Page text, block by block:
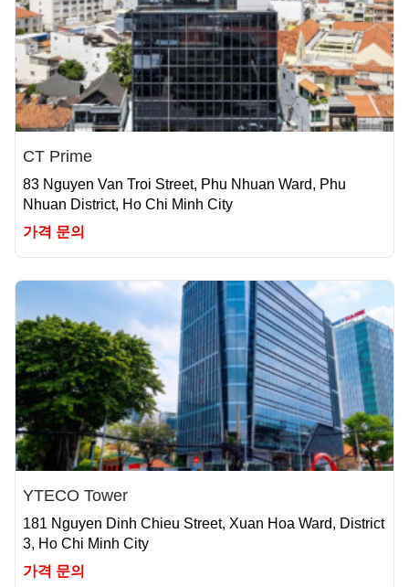
CT Prime
83 Nguyen Van Troi Street, Phu Nhuan Ward, Phu
Nhuan District, Ho Chi Minh City
가격 문의
YTECO Tower
181 Nguyen Dinh Chieu Street, Xuan Hoa Ward, District
3, Ho Chi Minh City
가격 문의